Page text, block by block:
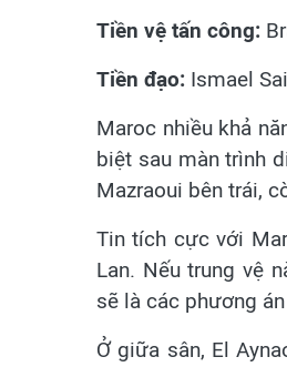
Tiền vệ tấn công:
Tiền đạo: Ismael
Maroc nhiều khả
biệt sau màn trình
Mazraoui bên trái,
Tin tích cực với
Lan. Nếu trung vệ
sẽ là các phương
Ở giữa sân, El